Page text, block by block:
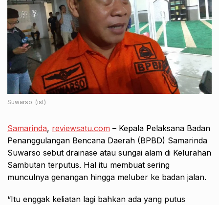
Suwarso. (ist)
Samarinda, reviewsatu.com – Kepala Pelaksana Badan
Penanggulangan Bencana Daerah (BPBD) Samarinda
Suwarso sebut drainase atau sungai alam di Kelurahan
Sambutan terputus. Hal itu membuat sering
munculnya genangan hingga meluber ke badan jalan.
“Itu enggak keliatan lagi bahkan ada yang putus